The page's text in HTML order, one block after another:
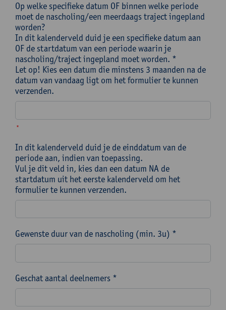
Op welke specifieke datum OF binnen welke periode
moet de nascholing/een meerdaags traject ingepland
worden?
In dit kalenderveld duid je een specifieke datum aan
OF de startdatum van een periode waarin je
nascholing/traject ingepland moet worden. *
Let op! Kies een datum die minstens 3 maanden na de
datum van vandaag ligt om het formulier te kunnen
verzenden.
*
In dit kalenderveld duid je de einddatum van de
periode aan, indien van toepassing.
Vul je dit veld in, kies dan een datum NA de
startdatum uit het eerste kalenderveld om het
formulier te kunnen verzenden.
Gewenste duur van de nascholing (min. 3u) *
Geschat aantal deelnemers *